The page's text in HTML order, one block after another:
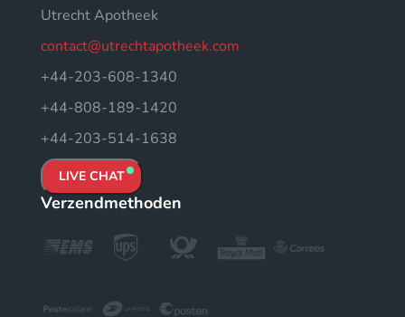
Utrecht Apotheek
contact@utrechtapotheek.com
+44-203-608-1340
+44-808-189-1420
+44-203-514-1638
LIVE CHAT
Verzendmethoden